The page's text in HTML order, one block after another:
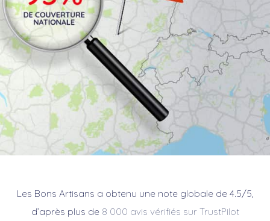
Les Bons Artisans a obtenu une note globale de 4.5/5,
d’après plus de 8 000 avis vérifiés sur TrustPilot